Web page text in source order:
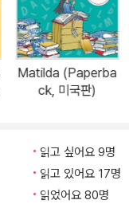
Matilda (Paperba
ck, 미국판)
읽고 싶어요 9명
읽고 있어요 17명
읽었어요 80명